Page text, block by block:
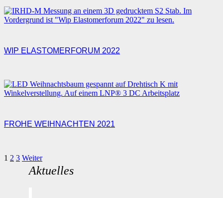
WIP ELASTOMERFORUM 2022
FROHE WEIHNACHTEN 2021
1 2 3 Weiter
Aktuelles